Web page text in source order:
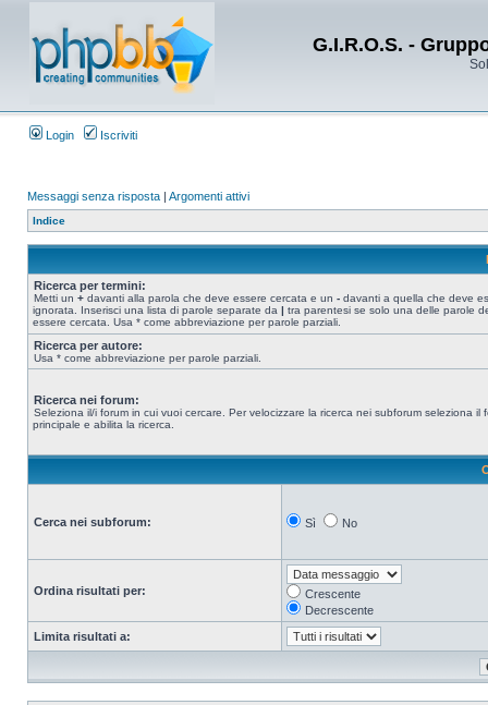
G.I.R.O.S. -
Login Iscriviti
Messaggi senza risposta | Argomenti attivi
Indice
Ricerca per termini:
Metti un + davanti alla parola che deve essere cercata e un - davanti a quella che deve
ignorata. Inserisci una lista di parole separate da | tra parentesi se solo una delle parole
essere cercata. Usa * come abbreviazione per parole parziali.
Ricerca per autore:
Usa * come abbreviazione per parole parziali.
Ricerca nei forum:
Seleziona il/i forum in cui vuoi cercare. Per velocizzare la ricerca nei subforum seleziona il
principale e abilita la ricerca.
Cerca nei subforum: Sì No
Ordina risultati per:
Crescente
Decrescente
Limita risultati a: